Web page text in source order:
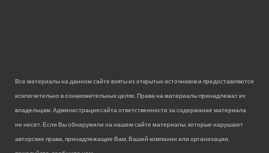
Все материалы на данном сайте взяты из открытых источников и предоставляются
исключительно в ознакомительных целях. Права на материалы принадлежат их
владельцам. Администрация сайта ответственности за содержание материала
не несет. Если Вы обнаружили на нашем сайте материалы, которые нарушают
авторские права, принадлежащие Вам, Вашей компании или организации,